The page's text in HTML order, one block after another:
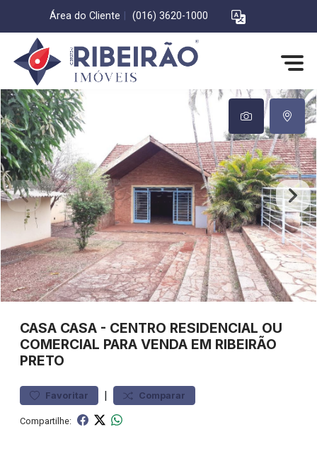
Área do Cliente (016) 3620-1000
CASA CASA - CENTRO RESIDENCIAL OU
COMERCIAL PARA VENDA EM RIBEIRÃO
PRETO
Favoritar | Comparar
Compartilhe: